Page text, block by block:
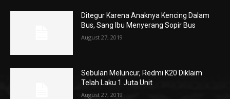
Ditegur Karena Anaknya Kencing Dalam
Bus, Sang Ibu Menyerang Sopir Bus
August 27, 2019
Sebulan Meluncur, Redmi K20 Diklaim
Telah Laku 1 Juta Unit
August 27, 2019